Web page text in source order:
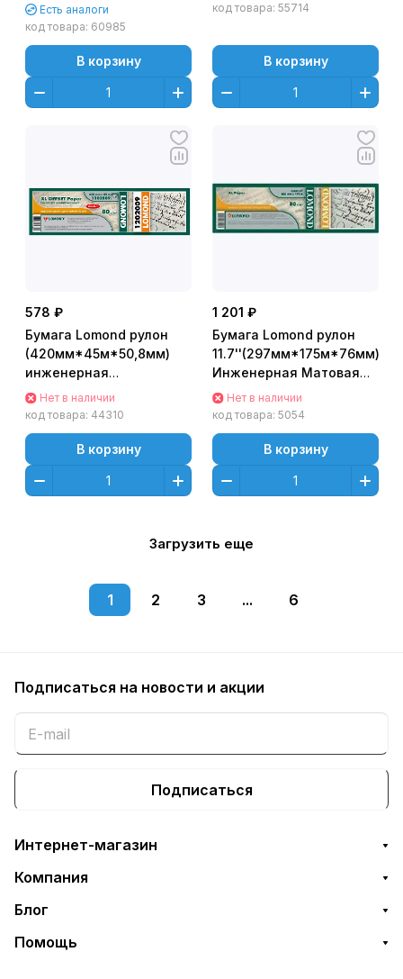
Есть аналоги
код товара: 60985
В корзину
код товара: 55714
В корзину
578 ₽
Бумага Lomond рулон
(420мм*45м*50,8мм)
инженерная
"Стандарт", 80г/м2
[1202009]
Нет в наличии
код товара: 44310
В корзину
1 201 ₽
Бумага Lomond рулон
11.7''(297мм*175м*76мм)
Инженерная Матовая
80г, офсет [1209120]
Нет в наличии
код товара: 5054
В корзину
Загрузить еще
1 2 3 ... 6
Подписаться на новости и акции
Подписаться
Интернет-магазин
Компания
Блог
Помощь